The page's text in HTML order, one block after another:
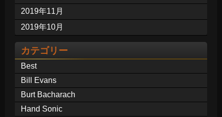
2019年11月
2019年10月
カテゴリー
Best
Bill Evans
Burt Bacharach
Hand Sonic